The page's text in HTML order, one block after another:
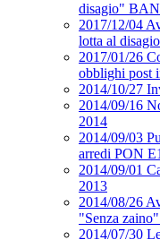
disagio"
2017/12/04
lotta al
2017/01/26
obblighi post
2014/10/27
2014/09/16
2014
2014/09/03
arredi PON
2014/09/01
2013
2014/08/26
"Senza
2014/07/30